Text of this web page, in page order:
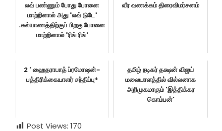
லவ் பண்ணும் போது போனை
மாற்றினால் அது 'லவ் டுடே'
.கல்யாணத்திற்குப் பிறகு போனை
மாற்றினால் 'ரிங் ரிங்'
வீர வணக்கம் திரைவிமர்சனம்
2 ' ஹைதராபாத் ப்ரமோஷன்-
பத்திரிக்கையாளர் சந்திப்பு*
தமிழ் நடிகர் தக்ஷன் விஜய்
மலையாளத்தில் வில்லனாக
அறிமுகமாகும் 'இத்திக்கர
கொம்பன்'
Post Views: 170